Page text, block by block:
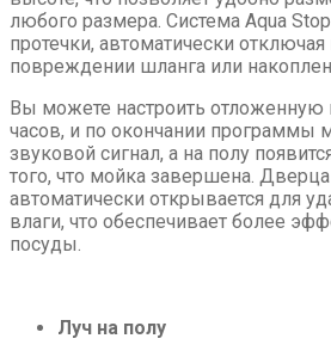
любого размера. Система Aqua
протечки, автоматически
повреждении шланга или
Вы можете настроить отложенную
часов, и по окончании программы
звуковой сигнал, а на полу
того, что мойка завершена.
автоматически открывается для
влаги, что обеспечивает более
посуды.
Луч на полу